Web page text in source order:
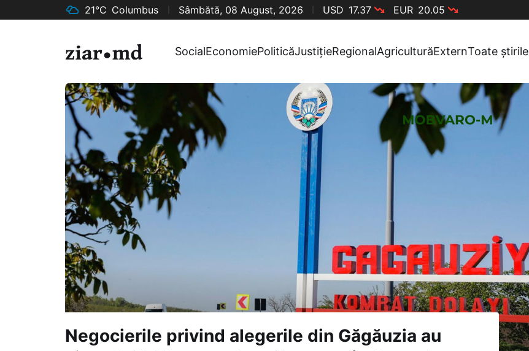
21°C Columbus Sâmbătă, 08 August, 2026 USD 17.37 EUR 20.05
SocialEconomiePoliticăJustițieRegionalAgriculturăExternToate știrile
Negocierile privind alegerile din Găgăuzia au